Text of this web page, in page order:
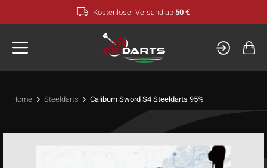
Inhalt
Kostenloser Versand ab 50 €
Home Steeldarts Caliburn Sword S4 Steeldarts 95%